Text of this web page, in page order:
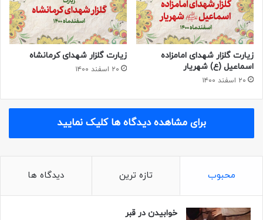
زیارت گلزار شهدای امامزاده
اسماعیل (ع) شهریار
۲۰ اسفند ۱۴۰۰
زیارت گلزار شهدای کرمانشاه
۲۰ اسفند ۱۴۰۰
برای مشاهده دیدگاه ها کلیک نمایید
محبوب تازه ترین دیدگاه ها
خوابیدن در قبر